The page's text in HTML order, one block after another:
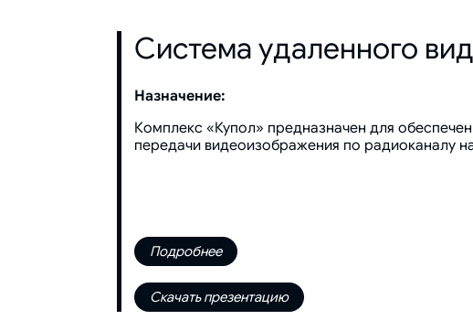
Система удаленного
Назначение:
Комплекс «Купол» предназначен для
передачи видеоизображения по радиоканалу
Подробнее
Скачать презентацию